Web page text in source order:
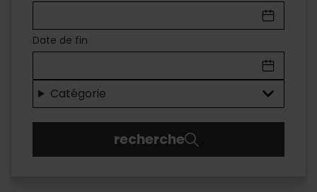
VALÈNCIA
Des
loisirs
pour
tous
Date de fin
Catégorie
recherche